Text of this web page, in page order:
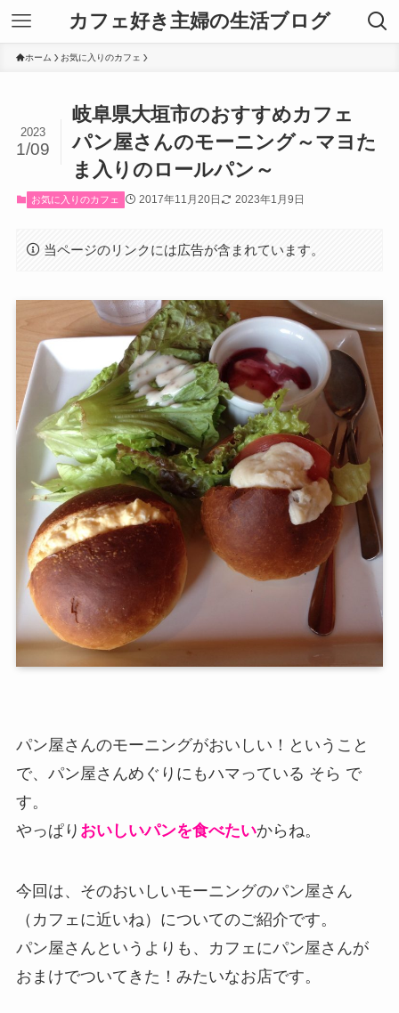
カフェ好き主婦の生活ブログ
ホーム お気に入りのカフェ
岐阜県大垣市のおすすめカフェ
パン屋さんのモーニング～マヨた
ま入りのロールパン～
2023
1/09
お気に入りのカフェ 2017年11月20日 2023年1月9日
当ページのリンクには広告が含まれています。
パン屋さんのモーニングがおいしい！ということ
で、パン屋さんめぐりにもハマっている そら で
す。
やっぱり おいしいパンを食べたいからね。
今回は、そのおいしいモーニングのパン屋さん
（カフェに近いね）についてのご紹介です。
パン屋さんというよりも、カフェにパン屋さんが
おまけでついてきた！みたいなお店です。